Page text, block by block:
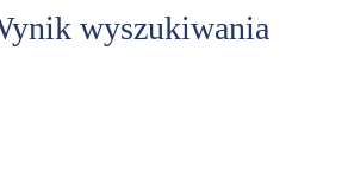
wyszukiwania